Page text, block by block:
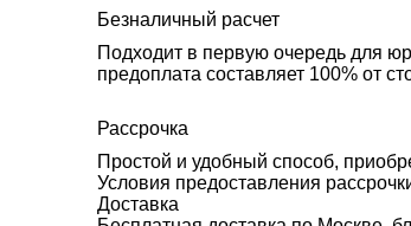
Безналичный расчет
Подходит в первую очередь для
предоплата составляет 100% от
Рассрочка
Простой и удобный способ,
Условия предоставления
Доставка